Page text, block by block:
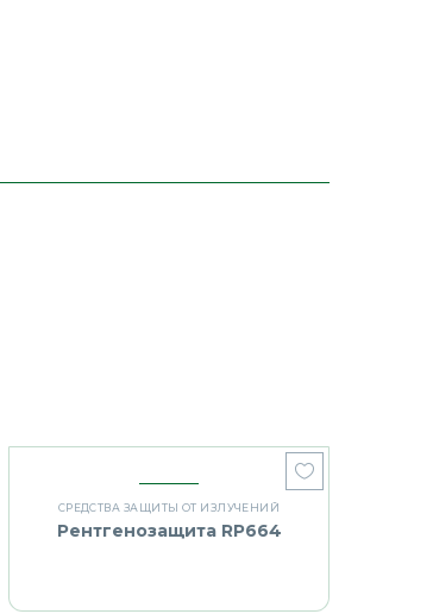
СРЕДСТВА ЗАЩИТЫ ОТ ИЗЛУЧЕНИЙ
Рентгенозащита RP664